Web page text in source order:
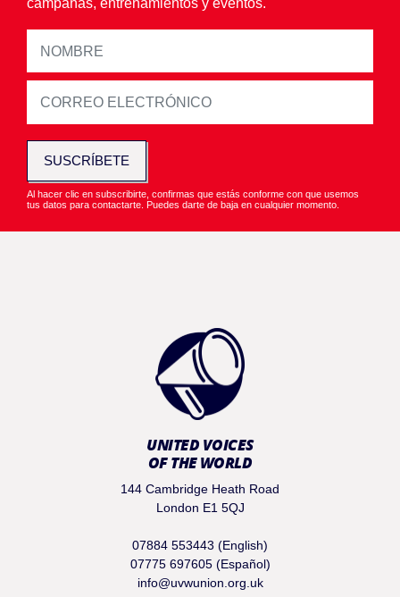
SUSCRÍBETE
Al hacer clic en subscribirte, confirmas que estás conforme con que usemos
tus datos para contactarte. Puedes darte de baja en cualquier momento.
UNITED VOICES
OF THE WORLD
144 Cambridge Heath Road
London E1 5QJ
07884 553443 (English)
07775 697605 (Español)
info@uvwunion.org.uk